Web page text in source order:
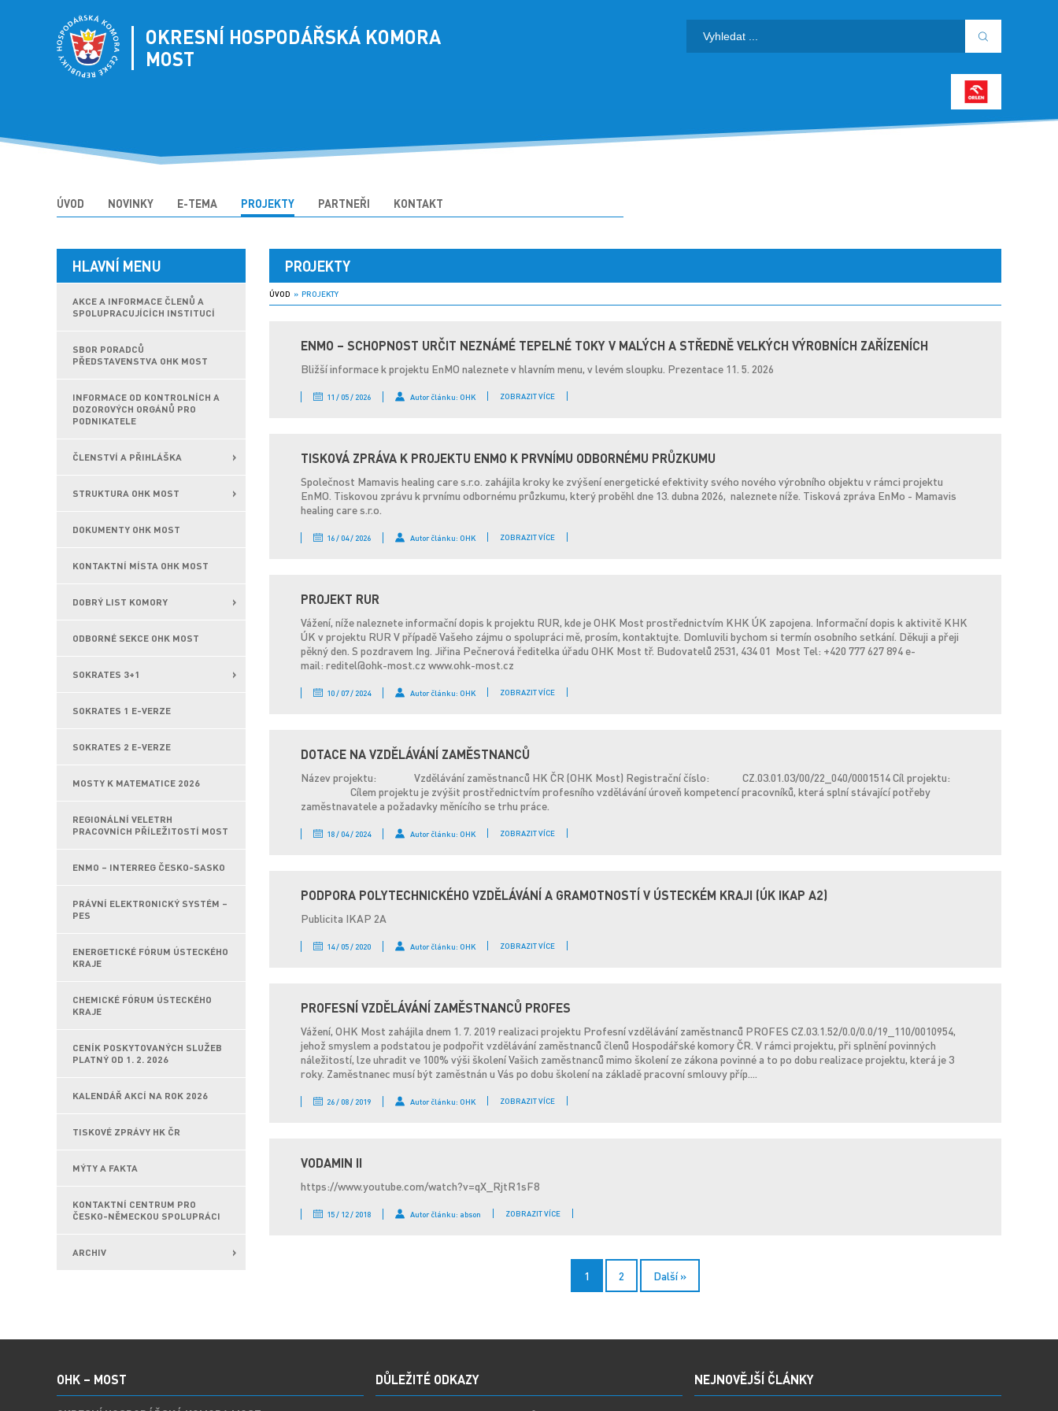
OKRESNÍ HOSPODÁŘSKÁ KOMORA
MOST
ÚVOD NOVINKY E-TEMA PROJEKTY PARTNEŘI KONTAKT
HLAVNÍ MENU
AKCE A INFORMACE ČLENŮ A
SPOLUPRACUJÍCÍCH INSTITUCÍ
SBOR PORADCŮ
PŘEDSTAVENSTVA OHK MOST
INFORMACE OD KONTROLNÍCH A
DOZOROVÝCH ORGÁNŮ PRO
PODNIKATELE
ČLENSTVÍ A PŘIHLÁŠKA
STRUKTURA OHK MOST
DOKUMENTY OHK MOST
KONTAKTNÍ MÍSTA OHK MOST
DOBRÝ LIST KOMORY
ODBORNÉ SEKCE OHK MOST
SOKRATES 3+1
SOKRATES 1 E-VERZE
SOKRATES 2 E-VERZE
MOSTY K MATEMATICE 2026
REGIONÁLNÍ VELETRH
PRACOVNÍCH PŘÍLEŽITOSTÍ MOST
ENMO – INTERREG ČESKO-SASKO
PRÁVNÍ ELEKTRONICKÝ SYSTÉM –
PES
ENERGETICKÉ FÓRUM ÚSTECKÉHO
KRAJE
CHEMICKÉ FÓRUM ÚSTECKÉHO
KRAJE
CENÍK POSKYTOVANÝCH SLUŽEB
PLATNÝ OD 1. 2. 2026
KALENDÁŘ AKCÍ NA ROK 2026
TISKOVÉ ZPRÁVY HK ČR
MÝTY A FAKTA
KONTAKTNÍ CENTRUM PRO
ČESKO-NĚMECKOU SPOLUPRÁCI
ARCHIV
PROJEKTY
ÚVOD » PROJEKTY
ENMO – SCHOPNOST URČIT NEZNÁMÉ TEPELNÉ TOKY V MALÝCH A STŘEDNĚ VELKÝCH VÝROBNÍCH ZAŘÍZENÍCH
Bližší informace k projektu EnMO naleznete v hlavním menu, v levém sloupku. Prezentace 11. 5. 2026
11 / 05 / 2026 Autor článku: OHK ZOBRAZIT VÍCE
TISKOVÁ ZPRÁVA K PROJEKTU ENMO K PRVNÍMU ODBORNÉMU PRŮZKUMU
Společnost Mamavis healing care s.r.o. zahájila kroky ke zvýšení energetické efektivity svého nového výrobního objektu v rámci projektu
EnMO. Tiskovou zprávu k prvnímu odbornému průzkumu, který proběhl dne 13. dubna 2026, naleznete níže. Tisková zpráva EnMo - Mamavis
healing care s.r.o.
16 / 04 / 2026 Autor článku: OHK ZOBRAZIT VÍCE
PROJEKT RUR
Vážení, níže naleznete informační dopis k projektu RUR, kde je OHK Most prostřednictvím KHK ÚK zapojena. Informační dopis k aktivitě KHK
ÚK v projektu RUR V případě Vašeho zájmu o spolupráci mě, prosím, kontaktujte. Domluvili bychom si termín osobního setkání. Děkuji a přeji
pěkný den. S pozdravem Ing. Jiřina Pečnerová ředitelka úřadu OHK Most tř. Budovatelů 2531, 434 01 Most Tel: +420 777 627 894 e-
mail: reditel@ohk-most.cz www.ohk-most.cz
10 / 07 / 2024 Autor článku: OHK ZOBRAZIT VÍCE
DOTACE NA VZDĚLÁVÁNÍ ZAMĚSTNANCŮ
Název projektu: Vzdělávání zaměstnanců HK ČR (OHK Most) Registrační číslo: CZ.03.01.03/00/22_040/0001514 Cíl projektu:
Cílem projektu je zvýšit prostřednictvím profesního vzdělávání úroveň kompetencí pracovníků, která splní stávající potřeby
zaměstnavatele a požadavky měnícího se trhu práce.
18 / 04 / 2024 Autor článku: OHK ZOBRAZIT VÍCE
PODPORA POLYTECHNICKÉHO VZDĚLÁVÁNÍ A GRAMOTNOSTÍ V ÚSTECKÉM KRAJI (ÚK IKAP A2)
Publicita IKAP 2A
14 / 05 / 2020 Autor článku: OHK ZOBRAZIT VÍCE
PROFESNÍ VZDĚLÁVÁNÍ ZAMĚSTNANCŮ PROFES
Vážení, OHK Most zahájila dnem 1. 7. 2019 realizaci projektu Profesní vzdělávání zaměstnanců PROFES CZ.03.1.52/0.0/0.0/19_110/0010954,
jehož smyslem a podstatou je podpořit vzdělávání zaměstnanců členů Hospodářské komory ČR. V rámci projektu, při splnění povinných
náležitostí, lze uhradit ve 100% výši školení Vašich zaměstnanců mimo školení ze zákona povinné a to po dobu realizace projektu, která je 3
roky. Zaměstnanec musí být zaměstnán u Vás po dobu školení na základě pracovní smlouvy příp....
26 / 08 / 2019 Autor článku: OHK ZOBRAZIT VÍCE
VODAMIN II
https://www.youtube.com/watch?v=qX_RjtR1sF8
15 / 12 / 2018 Autor článku: abson ZOBRAZIT VÍCE
1 2 Další »
OHK – MOST DŮLEŽITÉ ODKAZY NEJNOVĚJŠÍ ČLÁNKY